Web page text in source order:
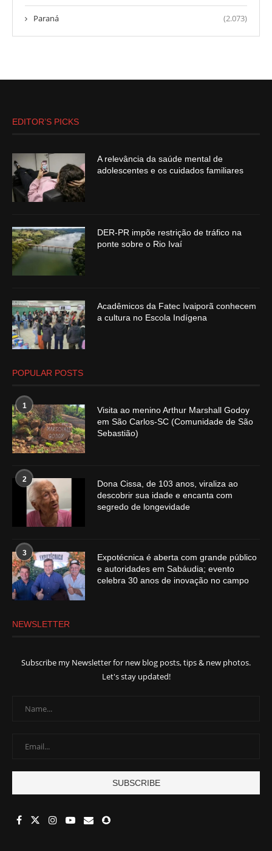
Paraná (2.073)
EDITOR’S PICKS
A relevância da saúde mental de
adolescentes e os cuidados familiares
DER-PR impõe restrição de tráfico na
ponte sobre o Rio Ivaí
Acadêmicos da Fatec Ivaiporã conhecem
a cultura no Escola Indígena
POPULAR POSTS
1
Visita ao menino Arthur Marshall Godoy
em São Carlos-SC (Comunidade de São
Sebastião)
2
Dona Cissa, de 103 anos, viraliza ao
descobrir sua idade e encanta com
segredo de longevidade
3
Expotécnica é aberta com grande público
e autoridades em Sabáudia; evento
celebra 30 anos de inovação no campo
NEWSLETTER
Subscribe my Newsletter for new blog posts, tips & new photos.
Let's stay updated!